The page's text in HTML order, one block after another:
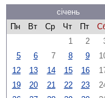
січень
Пн
Вт Ср Чт Пт
1
2
5
6 7 8 9
12
13 14 15 16
19
20 21 22 23